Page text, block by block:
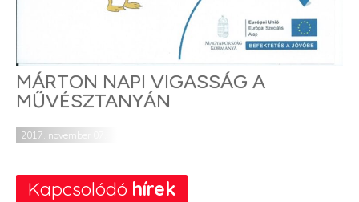
MÁRTON NAPI VIGASSÁG A
MŰVÉSZTANYÁN
2017. november 07.
Kapcsolódó hírek